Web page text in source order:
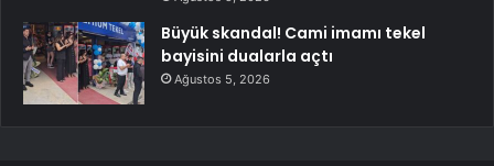
Büyük skandal! Cami imamı tekel
bayisini dualarla açtı
Ağustos 5, 2026